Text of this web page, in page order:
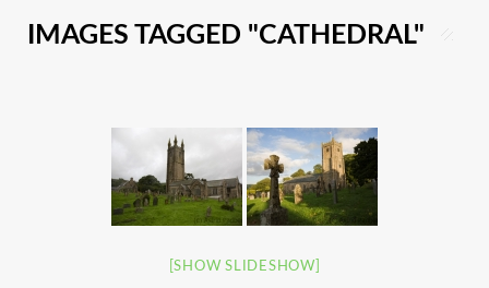
IMAGES TAGGED "CATHEDRAL"
[SHOW SLIDESHOW]